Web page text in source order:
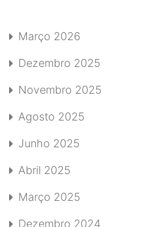
Março 2026
Dezembro 2025
Novembro 2025
Agosto 2025
Junho 2025
Abril 2025
Março 2025
Dezembro 2024